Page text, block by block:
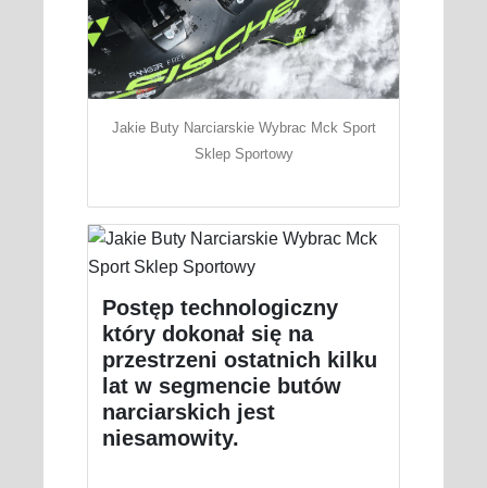
Jakie Buty Narciarskie Wybrac Mck Sport
Sklep Sportowy
Postęp technologiczny
który dokonał się na
przestrzeni ostatnich kilku
lat w segmencie butów
narciarskich jest
niesamowity.